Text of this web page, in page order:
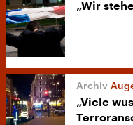
„Wir
„Viele